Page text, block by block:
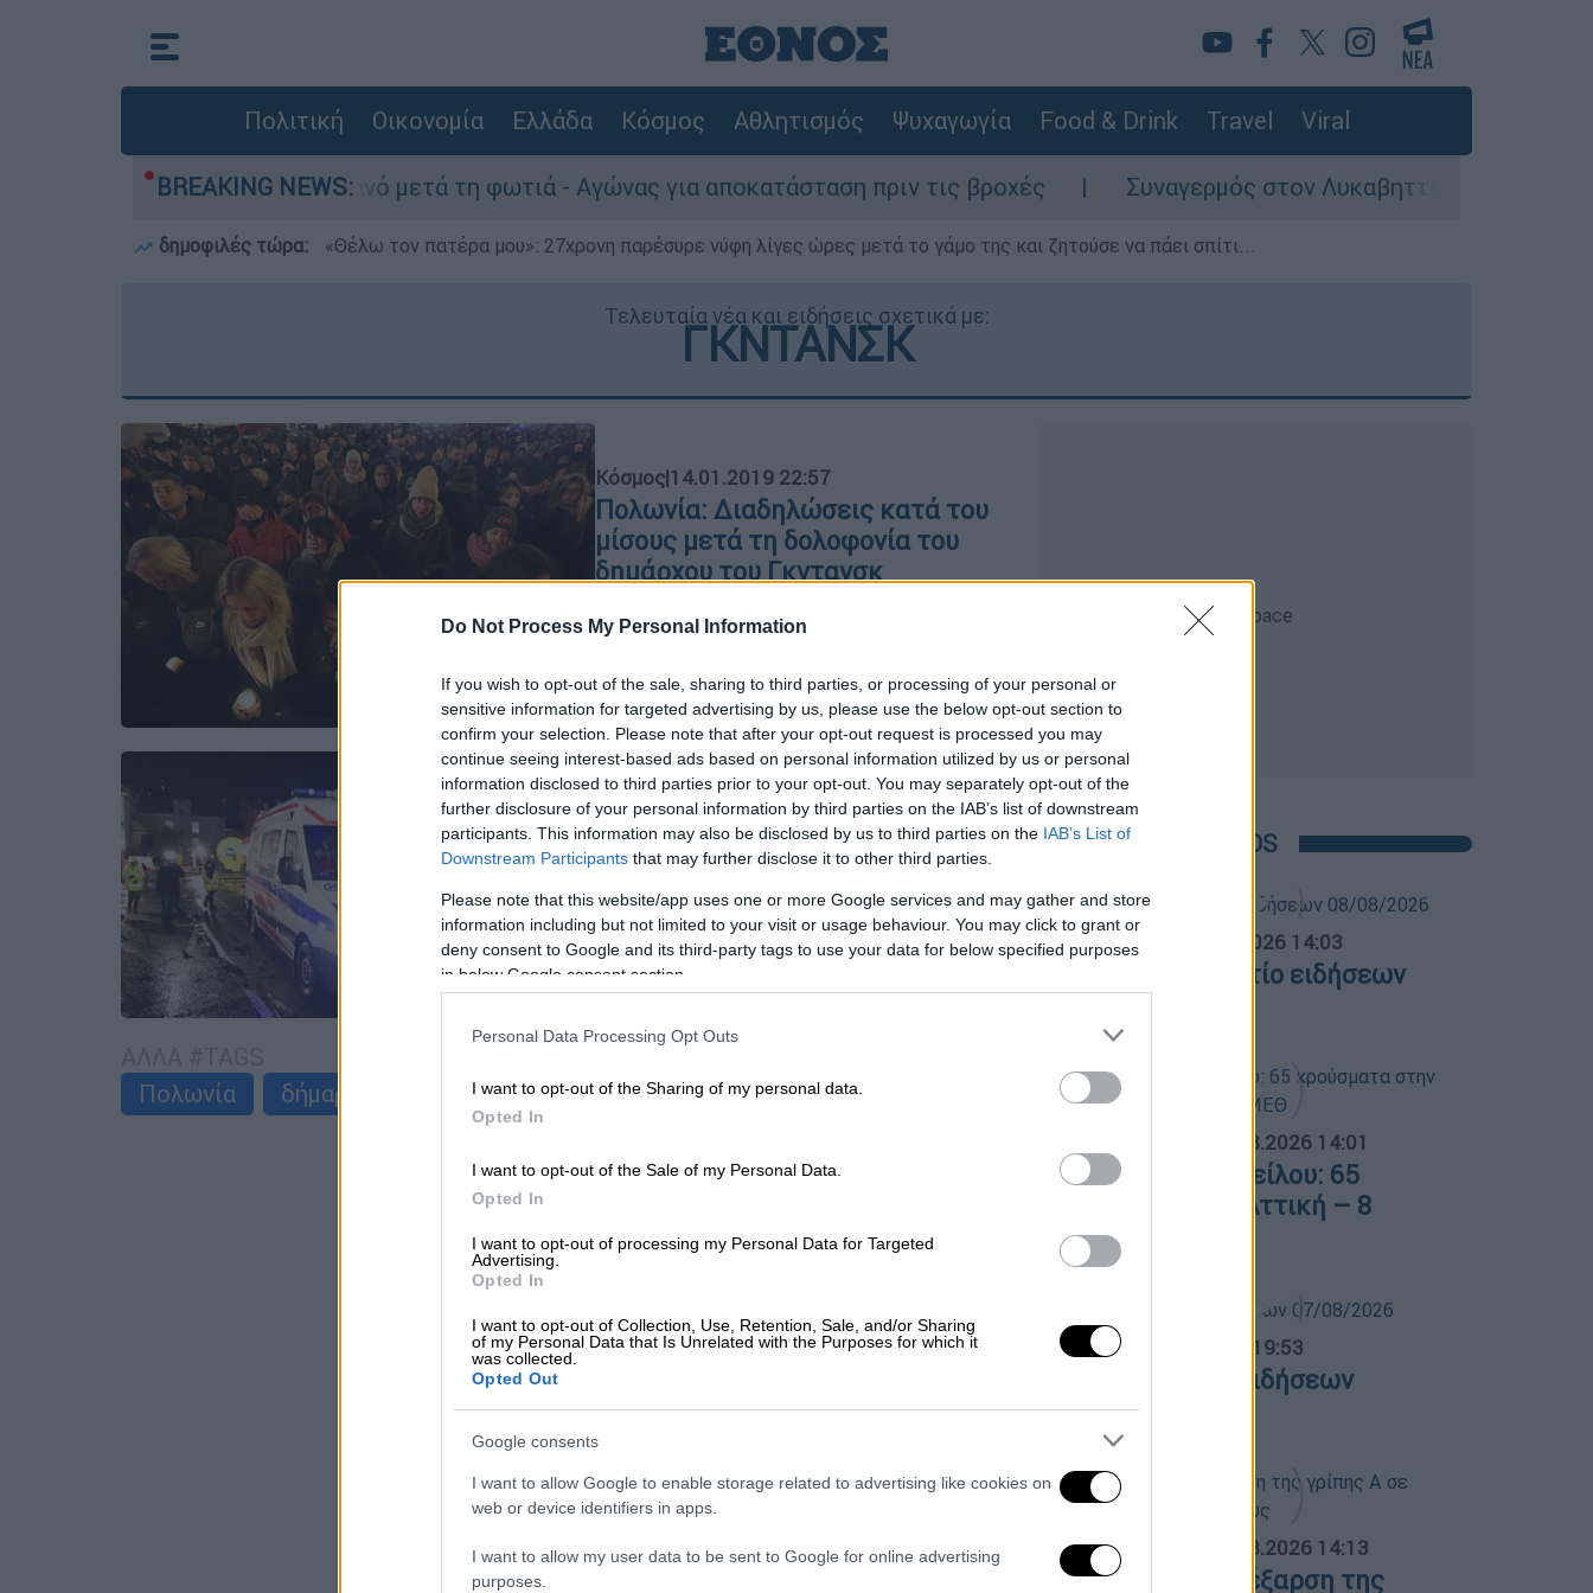
Do Not Process My Personal Information
If you wish to opt-out of the sale, sharing to third parties, or processing of your personal or
sensitive information for targeted advertising by us, please use the below opt-out section to
confirm your selection. Please note that after your opt-out request is processed you may
continue seeing interest-based ads based on personal information utilized by us or personal
information disclosed to third parties prior to your opt-out. You may separately opt-out of the
further disclosure of your personal information by third parties on the IAB’s list of downstream
participants. This information may also be disclosed by us to third parties on the IAB’s List of
Downstream Participants that may further disclose it to other third parties.
Please note that this website/app uses one or more Google services and may gather and store
information including but not limited to your visit or usage behaviour. You may click to grant or
deny consent to Google and its third-party tags to use your data for below specified purposes
in below Google consent section.
Personal Data Processing Opt Outs
I want to opt-out of the Sharing of my personal data.
Opted In
I want to opt-out of the Sale of my Personal Data.
Opted In
I want to opt-out of processing my Personal Data for Targeted
Advertising.
Opted In
I want to opt-out of Collection, Use, Retention, Sale, and/or Sharing
of my Personal Data that Is Unrelated with the Purposes for which it
was collected.
Opted Out
Google consents
I want to allow Google to enable storage related to advertising like cookies on
web or device identifiers in apps.
I want to allow my user data to be sent to Google for online advertising
purposes.
Πολιτική Οικονομία Ελλάδα Κόσμος Αθλητισμός Ψυχαγωγία Food & Drink Travel Viral
BREAKING NEWS:
στο Πόρτο Γερμανό μετά τη φωτιά - Αγώνας για αποκατάσταση πριν τις βροχές Συναγερμός στον Λυκαβηττό: Σορός σε
δημοφιλές τώρα: «Θέλω τον πατέρα μου»: 27χρονη παρέσυρε νύφη λίγες ώρες μετά το γάμο της και ζητούσε να πάει σπίτι...
Τελευταία νέα και ειδήσεις σχετικά με:
ΓΚΝΤΑΝΣΚ
Κόσμος|14.01.2019 22:57
Πολωνία: Διαδηλώσεις κατά του
μίσους μετά τη δολοφονία του
δημάρχου του Γκντανσκ
Xιλιάδες άνθρωποι κατέκλυσαν τους
δρόμους φωνάζοντας το σύνθημα
«Σταματήστε το Μίσος»
Κόσμος 13.01.2019 23:47
Πολωνία: Μαχαίρωσαν τον
δήμαρχο του Γκντανσκ (vid)
αιματηρή επίθεση - Ο δράστης της
επίθεσης συνελήφθη, πρόκειται για
κάτοικο της πόλης - Το θύμα
νοσηλεύεται σε κρίσιμη κατάσταση
Πολωνία
δήμαρχος Διαδηλώσεις
POPULAR VIDEOS
Μεσημεριανό... 08.08.2026 14:03
Μεσημεριανό δελτίο ειδήσεων
08.08.2026 14:01
Ιός του Δυτικού Νείλου: 65
κρούσματα στην Αττική – 8
ασθενείς σε ΜΕΘ
Κεντρικό... 07.08.2026 19:53
Κεντρικό δελτίο ειδήσεων
07/08/2026
ΑΠΟΣΠΑΣΜΑΤΑ... 07.08.2026 14:13
Ανησυχία για την έξαρση της